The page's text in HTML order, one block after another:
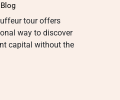
Blog
tour offers
way to discover
capital without the